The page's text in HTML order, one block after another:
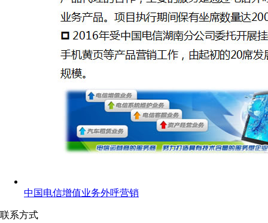
中国电信增值业务外呼营销
联系方式